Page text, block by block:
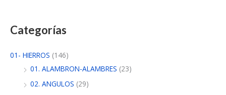
Categorías
01- HIERROS (146)
01. ALAMBRON-ALAMBRES (23)
02. ANGULOS (29)